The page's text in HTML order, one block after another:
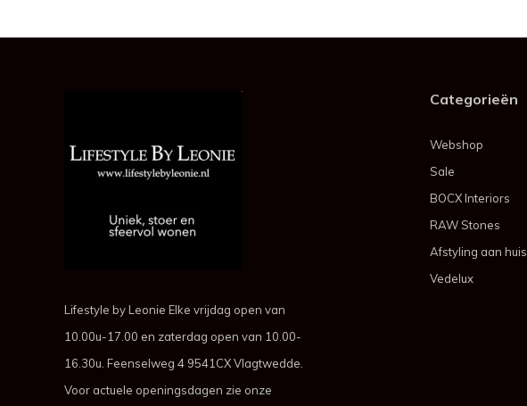
Lifestyle by Leonie Elke vrijdag open van
10.00u-17.00 en zaterdag open van 10.00-
16.30u. Feenselweg 4 9541CX Vlagtwedde.
Voor actuele openingsdagen zie onze
Categorieën
Webshop
Sale
BOCX Interiors
RAW Stones
Afstyling aan huis
Vedelux